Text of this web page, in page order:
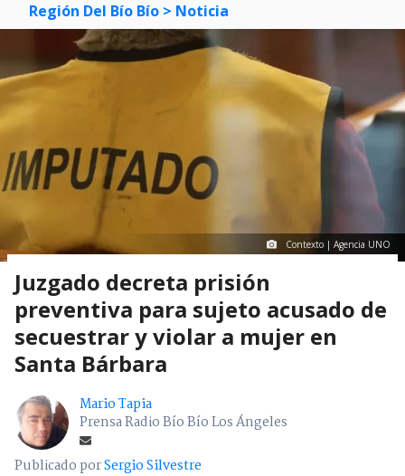
Región Del Bío Bío > Noticia
Contexto | Agencia UNO
Juzgado decreta prisión
preventiva para sujeto acusado de
secuestrar y violar a mujer en
Santa Bárbara
Mario Tapia
Prensa Radio Bío Bío Los Ángeles
Publicado porSergio Silvestre